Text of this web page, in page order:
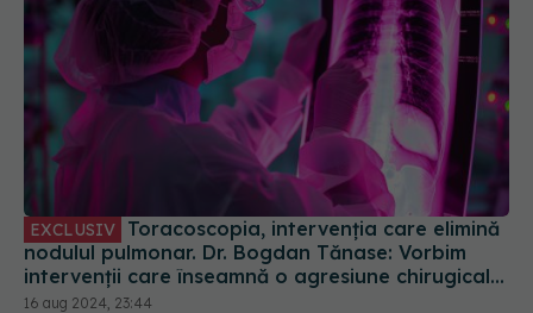
EXCLUSIV
nodulul pulmonar. Dr. Bogdan Tănase: Vorbim
intervenții care înseamnă o agresiune chirugicală
mai mică asupra organismului
16 aug 2024, 23:44